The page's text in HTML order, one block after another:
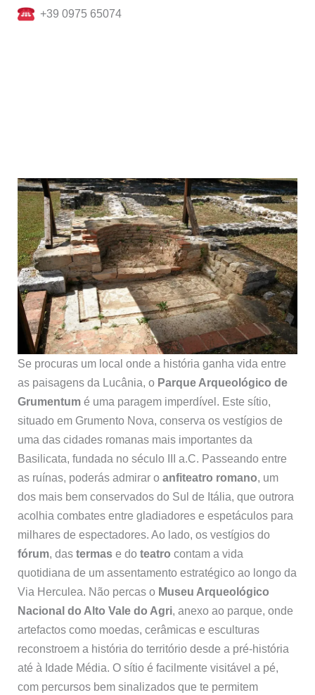
+39 0975 65074
Se procuras um local onde a história ganha vida entre
as paisagens da Lucânia, o Parque Arqueológico de
Grumentumé uma paragem imperdível. Este sítio,
situado em Grumento Nova, conserva os vestígios de
uma das cidades romanas mais importantes da
Basilicata, fundada no século III a.C. Passeando entre
as ruínas, poderás admirar o anfiteatro romano, um
dos mais bem conservados do Sul de Itália, que outrora
acolhia combates entre gladiadores e espetáculos para
milhares de espectadores. Ao lado, os vestígios do
fórum, das termase do teatro contam a vida
quotidiana de um assentamento estratégico ao longo da
Via Herculea. Não percas o Museu Arqueológico
Nacional do Alto Vale do Agri, anexo ao parque, onde
artefactos como moedas, cerâmicas e esculturas
reconstroem a história do território desde a pré-história
até à Idade Média. O sítio é facilmente visitável a pé,
com percursos bem sinalizados que te permitem